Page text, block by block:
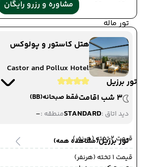
تور ماله
تور برزیل
تور برزیل(مشاهده همه)
مشاوره و رزرو رایگان
هتل کاستور و پولوکس
Castor and Pollux Hotel
3 شب اقامت
فقط صبحانه(BB)
دید اتاق :STANDARDمنطقه :-
قیمت 2 تخته (هرنفر)
قیمت 1 تخته (هرنفر)